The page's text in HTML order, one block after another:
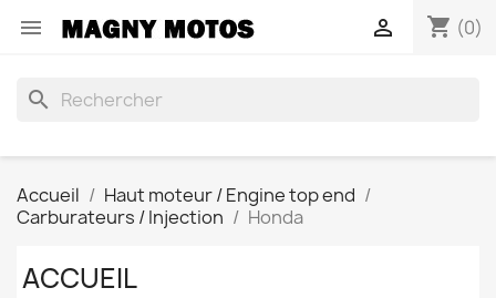
 shopping_cart (0)

search
Accueil
Haut moteur / Engine top end
Carburateurs / Injection
Honda
ACCUEIL